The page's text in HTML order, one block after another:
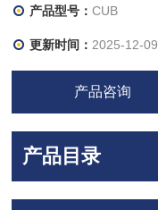
产品型号：CUB
更新时间： 2025-12-09
产品咨询
产品目录